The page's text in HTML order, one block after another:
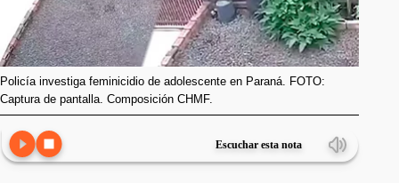
Policía investiga feminicidio de adolescente en Paraná. FOTO:
Captura de pantalla. Composición CHMF.
Escuchar esta nota